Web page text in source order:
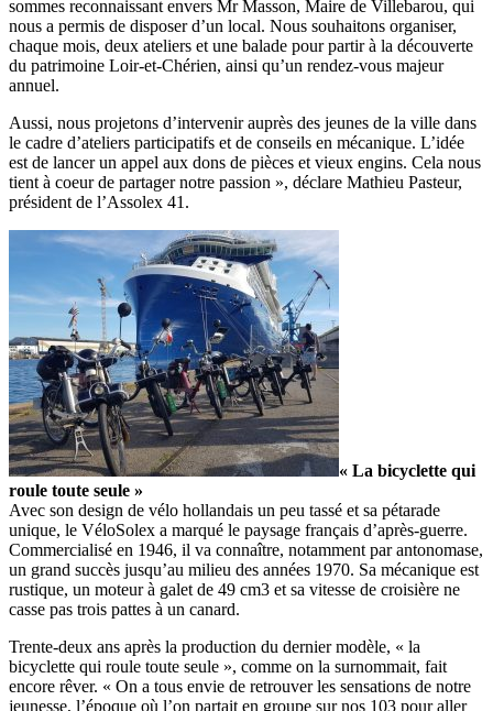
sommes reconnaissant envers Mr Masson, Maire de Villebarou, qui
nous a permis de disposer d’un local. Nous souhaitons organiser,
chaque mois, deux ateliers et une balade pour partir à la découverte
du patrimoine Loir-et-Chérien, ainsi qu’un rendez-vous majeur
annuel.
Aussi, nous projetons d’intervenir auprès des jeunes de la ville dans
le cadre d’ateliers participatifs et de conseils en mécanique. L’idée
est de lancer un appel aux dons de pièces et vieux engins. Cela nous
tient à coeur de partager notre passion », déclare Mathieu Pasteur,
président de l’Assolex 41.
« La bicyclette qui
roule toute seule »
Avec son design de vélo hollandais un peu tassé et sa pétarade
unique, le VéloSolex a marqué le paysage français d’après-guerre.
Commercialisé en 1946, il va connaître, notamment par antonomase,
un grand succès jusqu’au milieu des années 1970. Sa mécanique est
rustique, un moteur à galet de 49 cm3 et sa vitesse de croisière ne
casse pas trois pattes à un canard.
Trente-deux ans après la production du dernier modèle, « la
bicyclette qui roule toute seule », comme on la surnommait, fait
encore rêver. « On a tous envie de retrouver les sensations de notre
jeunesse, l’époque où l’on partait en groupe sur nos 103 pour aller